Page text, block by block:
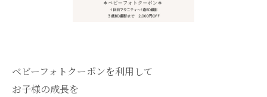
ベビーフォトクーポンを利用して
お子様の成長を